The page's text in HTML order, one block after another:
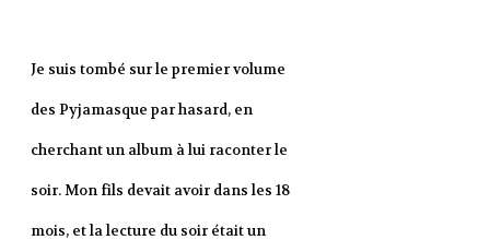
Je suis tombé sur le premier volume
des Pyjamasque par hasard, en
cherchant un album à lui raconter le
soir. Mon fils devait avoir dans les 18
mois, et la lecture du soir était un